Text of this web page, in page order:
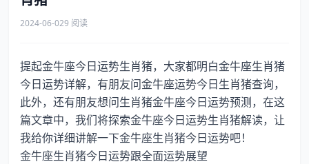
2024-06-029 阅读
提起金牛座今日运势生肖猪，大家都明白金牛座生肖猪
今日运势详解，有朋友问金牛座运势今日生肖猪查询，
此外，还有朋友想问生肖猪金牛座今日运势预测，在这
篇文章中，我们将探索金牛座今日运势生肖猪解读，让
我给你详细讲解一下金牛座生肖猪今日运势吧！
金牛座生肖猪今日运势跟全面运势展望